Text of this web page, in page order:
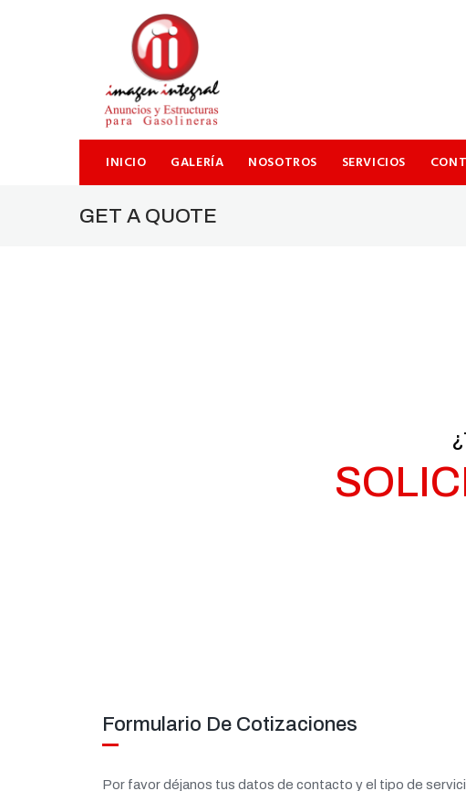
INICIO GALERÍA NOSOTROS SERVICIOS
GET A QUOTE
Formulario De Cotizaciones
Por favor déjanos tus datos de contacto y el tipo de